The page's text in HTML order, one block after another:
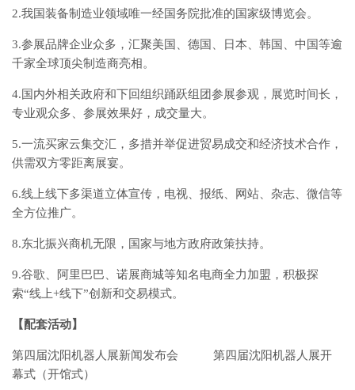
2.我国装备制造业领域唯一经国务院批准的国家级博览会。
3.参展品牌企业众多，汇聚美国、德国、日本、韩国、中国等逾
千家全球顶尖制造商亮相。
4.国内外相关政府和下回组织踊跃组团参展参观，展览时间长，
专业观众多、参展效果好，成交量大。
5.一流买家云集交汇，多措并举促进贸易成交和经济技术合作，
供需双方零距离展宴。
6.线上线下多渠道立体宣传，电视、报纸、网站、杂志、微信等
全方位推广。
8.东北振兴商机无限，国家与地方政府政策扶持。
9.谷歌、阿里巴巴、诺展商城等知名电商全力加盟，积极探
索“线上+线下”创新和交易模式。
【配套活动】
第四届沈阳机器人展新闻发布会 第四届沈阳机器人展开
幕式（开馆式）